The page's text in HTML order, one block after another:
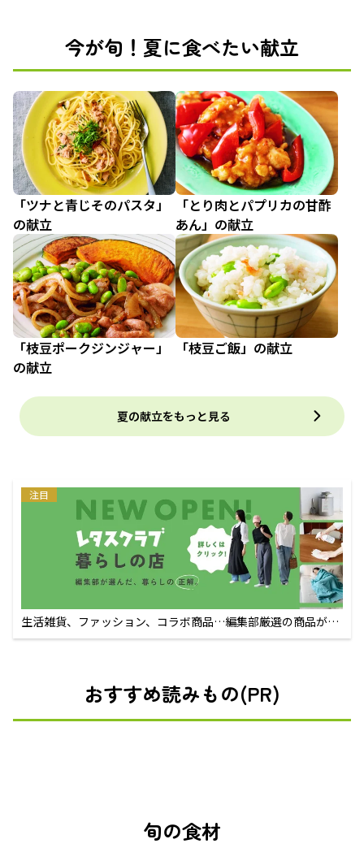
今が旬！夏に食べたい献立
「ツナと青じそのパスタ」
の献立
「とり肉とパプリカの甘酢
あん」の献立
「枝豆ポークジンジャー」
の献立
「枝豆ご飯」の献立
夏の献立をもっと見る
注目
生活雑貨、ファッション、コラボ商品…編集部厳選の商品が買
えるECサイト
おすすめ読みもの(PR)
旬の食材